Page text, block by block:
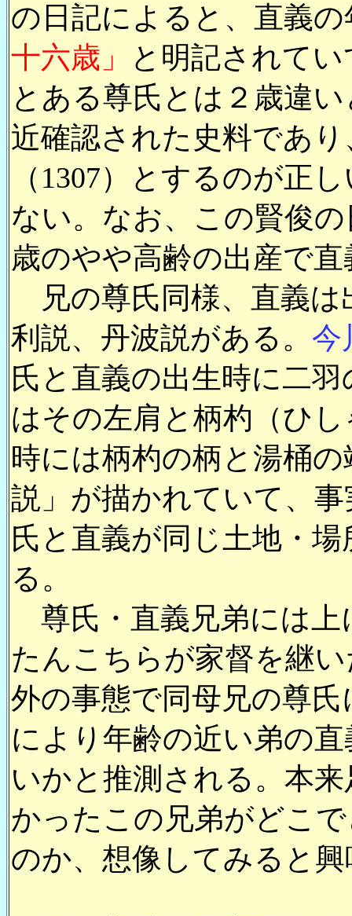
の日記によると、直義
十六歳」
と明記されて
とある尊氏とは２歳違
近確認された史料であ
（1307）とするのが正
ない。なお、この賢俊
歳のやや高齢の出産で
兄の尊氏同様、直義は
利説、丹波説がある。 今
氏と直義の出生時に二
はその左肩と柄杓（ひ
時には柄杓の柄と湯桶
説」が描かれていて、
氏と直義が同じ土地・
る。
尊氏・直義兄弟には上
たんこちらが家督を継
外の事態で同母兄の尊
により年齢の近い弟の
いかと推測される。本
かったこの兄弟がどこ
のか、想像してみると